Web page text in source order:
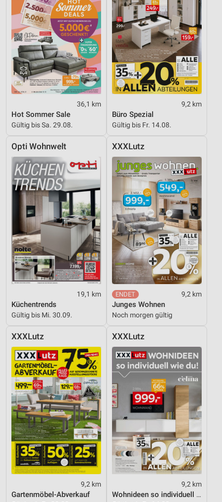
36,1 km
Hot Sommer Sale
Gültig bis Sa. 29.08.
9,2 km
Büro Spezial
Gültig bis Fr. 14.08.
Opti Wohnwelt
19,1 km
Küchentrends
Gültig bis Mi. 30.09.
XXXLutz
9,2 km
Junges Wohnen
Noch morgen gültig
XXXLutz
9,2 km
Gartenmöbel-Abverkauf
XXXLutz
9,2 km
Wohnideen so individuell wie du!